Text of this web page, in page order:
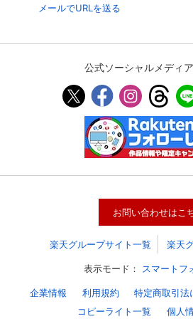
メールでURLを送る
公式ソーシャルメディ
お問い合わせはこ
楽天グループサイト一覧 楽天
表示モード： スマートフ
企業情報 利用規約 特定商取引法
コピーライト一覧
個人